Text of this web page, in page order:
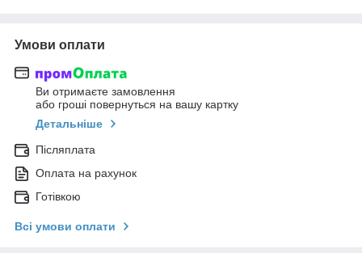
Умови оплати
Ви отримаєте замовлення
або гроші повернуться на вашу картку
Детальніше
Післяплата
Оплата на рахунок
Готівкою
Всі умови оплати